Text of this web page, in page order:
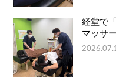
経堂で
マッサ